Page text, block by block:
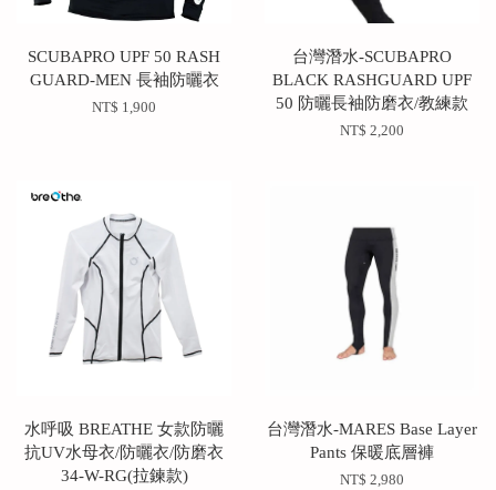
SCUBAPRO UPF 50 RASH
GUARD-MEN 長袖防曬衣
NT$ 1,900
台灣潛水-SCUBAPRO
BLACK RASHGUARD UPF
50 防曬長袖防磨衣/教練款
NT$ 2,200
水呼吸 BREATHE 女款防曬
抗UV水母衣/防曬衣/防磨衣
34-W-RG(拉鍊款)
台灣潛水-MARES Base Layer
Pants 保暖底層褲
NT$ 2,980